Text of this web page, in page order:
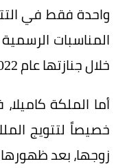
واحدة فقط في
المناسبات
خلال جنازتها عام 2022.
خصيصاً لتتويج
زوجها، بعد ظهورها